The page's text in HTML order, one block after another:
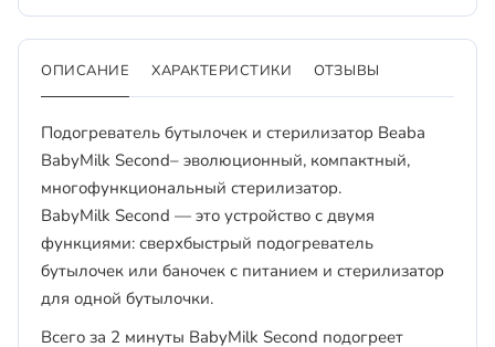
ОПИСАНИЕ ХАРАКТЕРИСТИКИ ОТЗЫВЫ
Подогреватель бутылочек и стерилизатор Beaba
BabyMilk Second– эволюционный, компактный,
многофункциональный стерилизатор.
BabyMilk Second — это устройство с двумя
функциями: сверхбыстрый подогреватель
бутылочек или баночек с питанием и стерилизатор
для одной бутылочки.
Всего за 2 минуты BabyMilk Second подогреет